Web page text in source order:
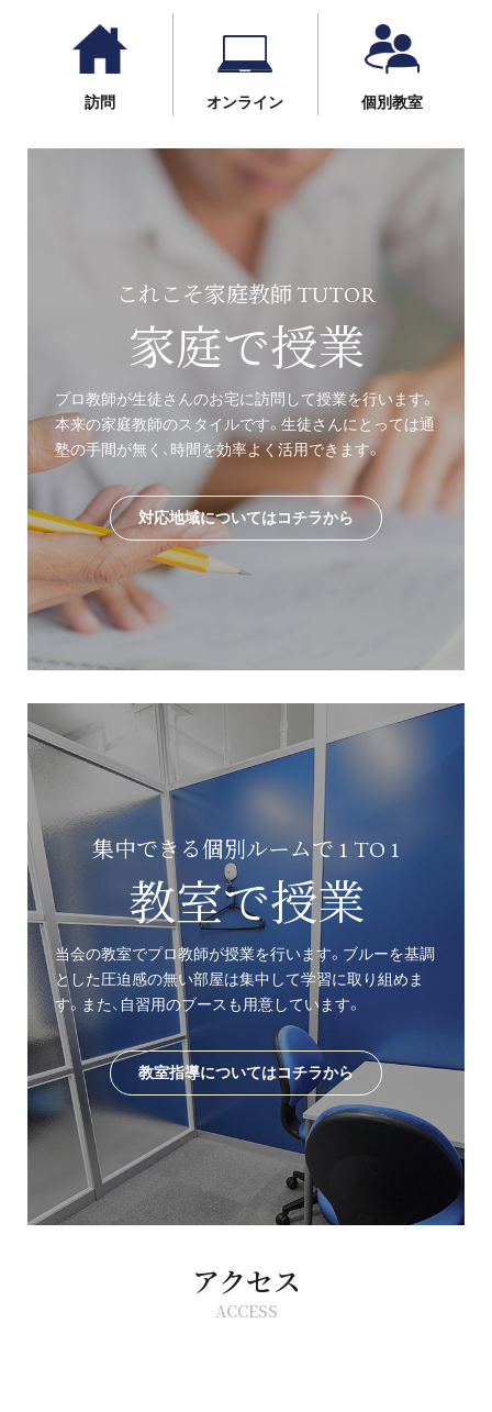
訪問 オンライン 個別教室
これこそ家庭教師 TUTOR
家庭で授業
プロ教師が生徒さんのお宅に訪問して授業を行います。
本来の家庭教師のスタイルです。生徒さんにとっては通
塾の手間が無く、時間を効率よく活用できます。
対応地域についてはコチラから
集中できる個別ルームで 1 TO 1
教室で授業
当会の教室でプロ教師が授業を行います。ブルーを基調
とした圧迫感の無い部屋は集中して学習に取り組めま
す。また、自習用のブースも用意しています。
教室指導についてはコチラから
アクセス
ACCESS